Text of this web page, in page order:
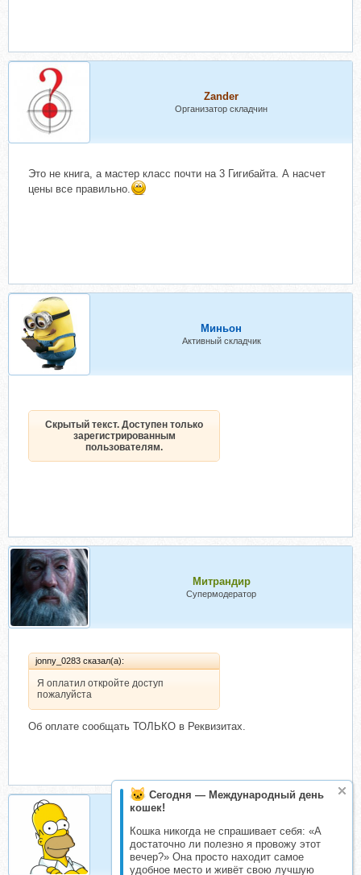
Сегодня — Международный день
кошек!
Кошка никогда не спрашивает себя: «А
достаточно ли полезно я провожу этот
вечер?» Она просто находит самое
удобное место и живёт свою лучшую
Zander
Организатор складчин
Это не книга, а мастер класс почти на 3 Гигибайта. А насчет
цены все правильно.
Миньон
Активный складчик
Скрытый текст. Доступен только
зарегистрированным
пользователям.
Митрандир
Супермодератор
jonny_0283 сказал(а):
Я оплатил откройте доступ
пожалуйста
Об оплате сообщать ТОЛЬКО в Реквизитах.
Homer
Супермодератор